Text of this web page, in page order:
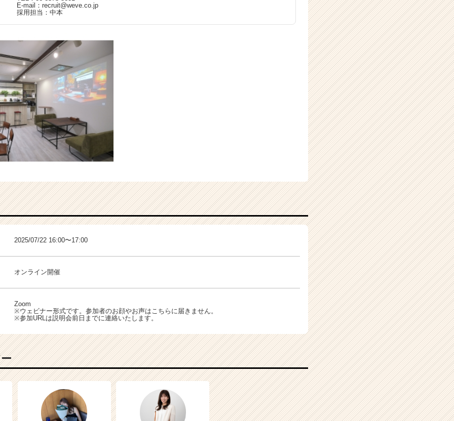
E-mail：recruit@weve.co.jp
採用担当：中本
2025/07/22 16:00〜17:00
オンライン開催
Zoom
※ウェビナー形式です。参加者のお顔やお声はこちらに届きません。
※参加URLは説明会前日までに連絡いたします。